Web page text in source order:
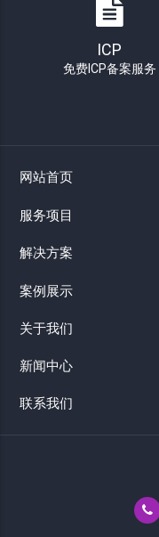
ICP
免费ICP备案服务
网站首页
服务项目
解决方案
案例展示
关于我们
新闻中心
联系我们